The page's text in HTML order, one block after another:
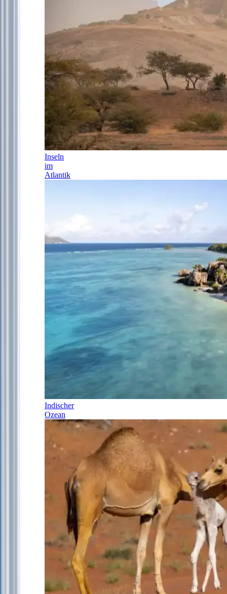
Inseln
im
Atlantik
Indischer
Ozean